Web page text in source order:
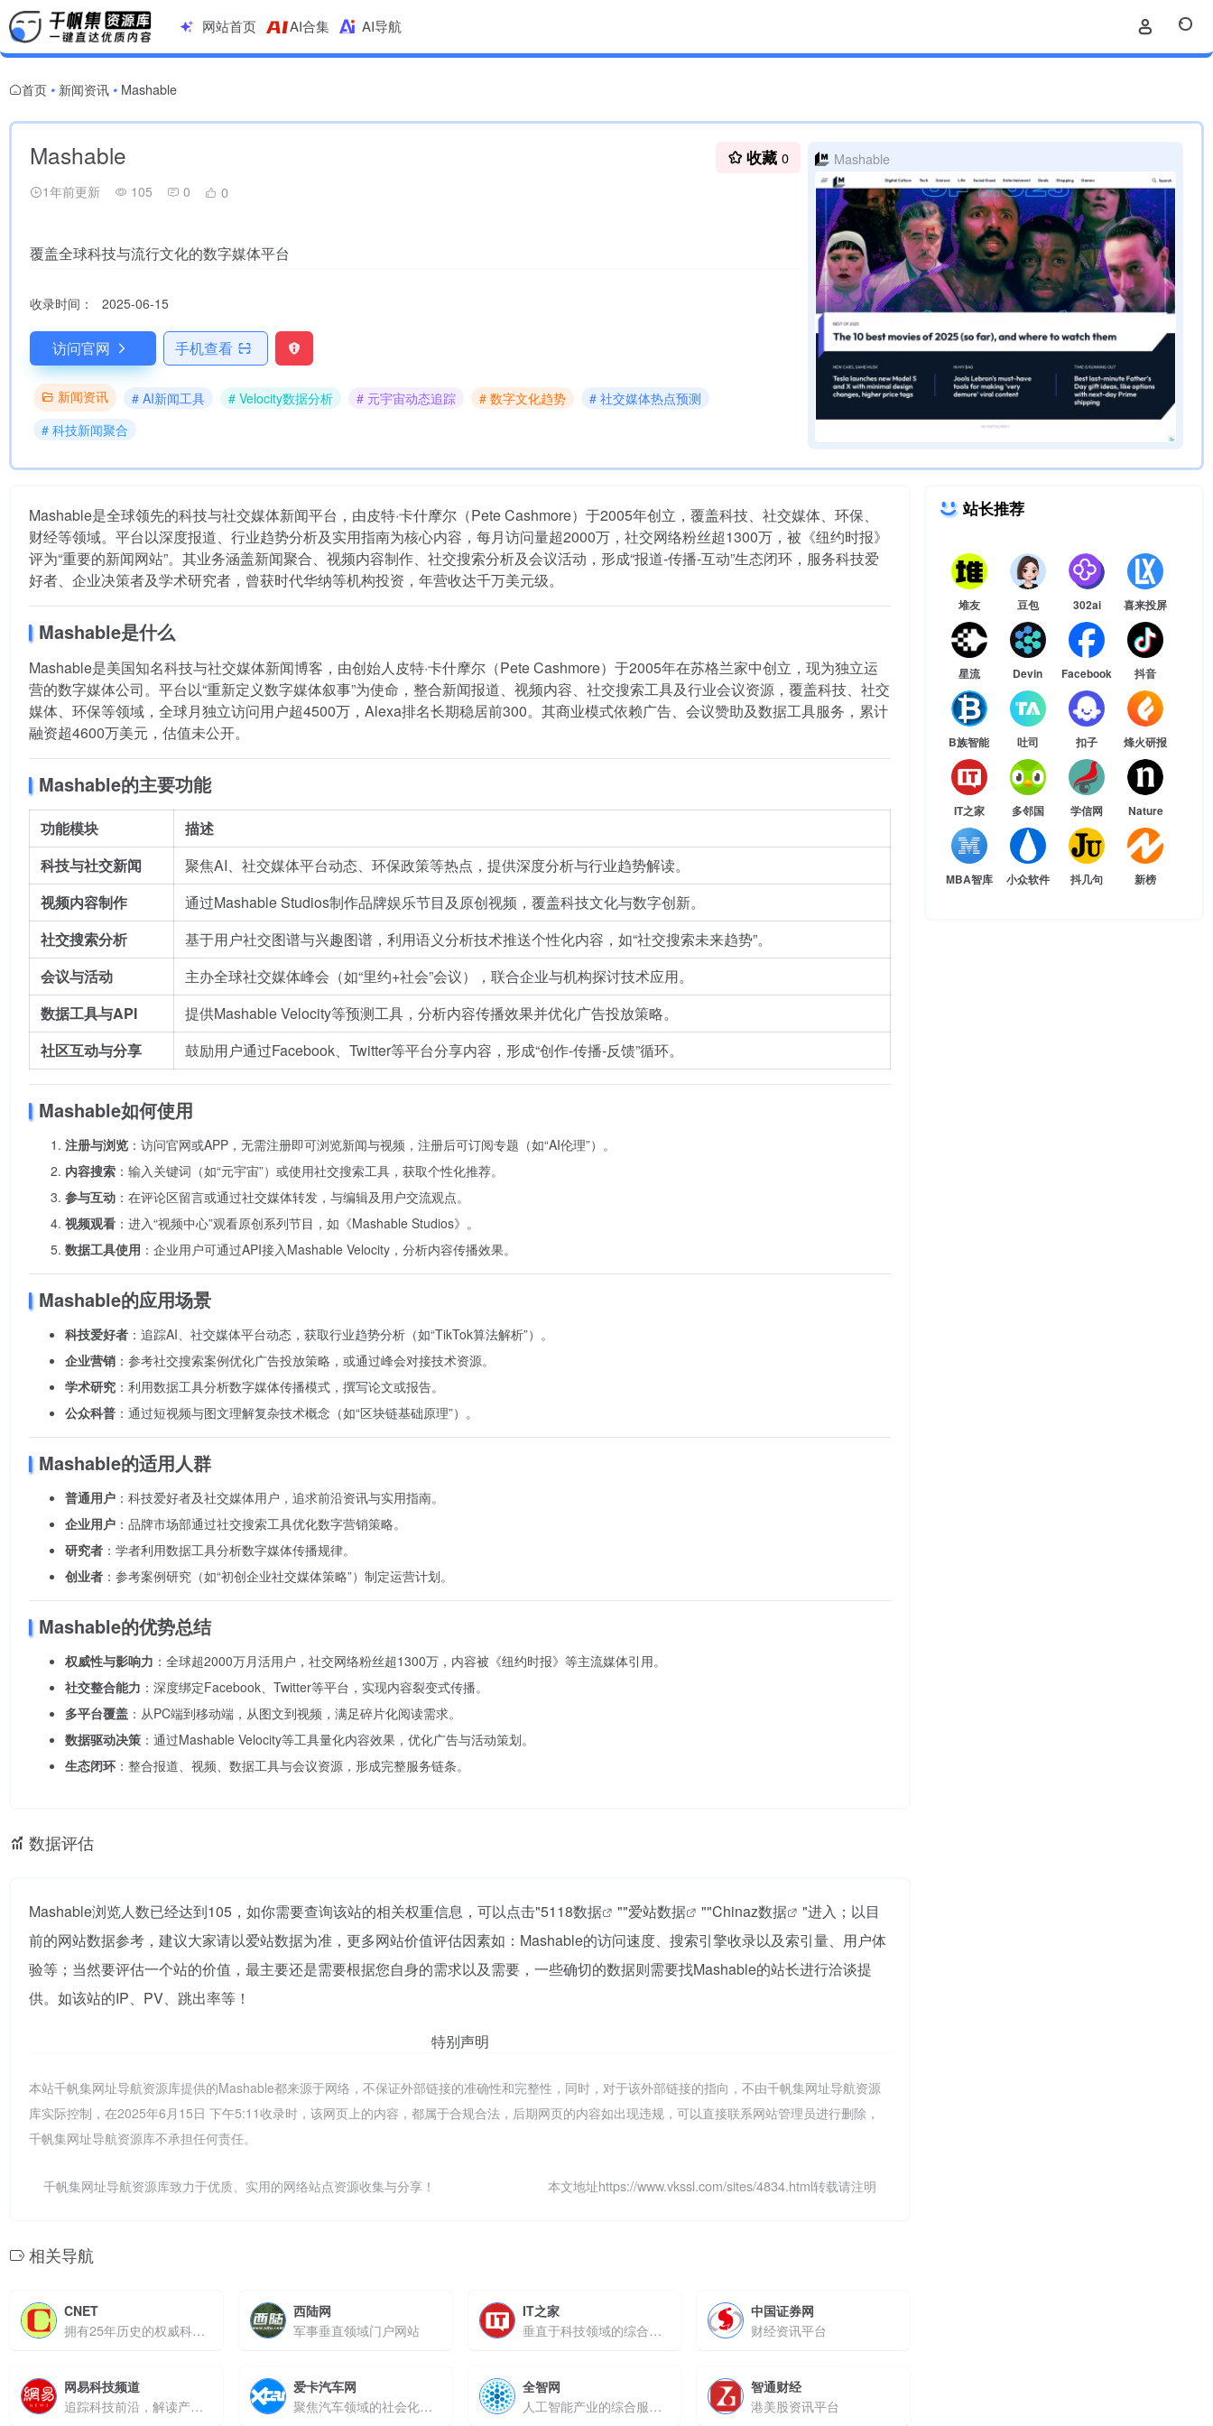
网站首页 AI合集 AI导航
首页 • 新闻资讯 • Mashable
Mashable
1年前更新 105 0 0
收藏 0
覆盖全球科技与流行文化的数字媒体平台
收录时间： 2025-06-15
访问官网 手机查看
新闻资讯 # AI新闻工具 # Velocity数据分析 # 元宇宙动态追踪 # 数字文化趋势
# 社交媒体热点预测
# 科技新闻聚合
Mashable
Mashable是全球领先的科技与社交媒体新闻平台，由皮特·卡什摩尔（Pete Cashmore）于2005年创立，覆盖科技、社交媒体、环保、
财经等领域。平台以深度报道、行业趋势分析及实用指南为核心内容，每月访问量超2000万，社交网络粉丝超1300万，被《纽约时报》
评为“重要的新闻网站”。其业务涵盖新闻聚合、视频内容制作、社交搜索分析及会议活动，形成“报道-传播-互动”生态闭环，服务科技爱
好者、企业决策者及学术研究者，曾获时代华纳等机构投资，年营收达千万美元级。
Mashable是什么
Mashable是美国知名科技与社交媒体新闻博客，由创始人皮特·卡什摩尔（Pete Cashmore）于2005年在苏格兰家中创立，现为独立运
营的数字媒体公司。平台以“重新定义数字媒体叙事”为使命，整合新闻报道、视频内容、社交搜索工具及行业会议资源，覆盖科技、社交
媒体、环保等领域，全球月独立访问用户超4500万，Alexa排名长期稳居前300。其商业模式依赖广告、会议赞助及数据工具服务，累计
融资超4600万美元，估值未公开。
Mashable的主要功能
功能模块
描述
科技与社交新闻
聚焦AI、社交媒体平台动态、环保政策等热点，提供深度分析与行业趋势解读。
视频内容制作
通过Mashable Studios制作品牌娱乐节目及原创视频，覆盖科技文化与数字创新。
社交搜索分析
基于用户社交图谱与兴趣图谱，利用语义分析技术推送个性化内容，如“社交搜索未来趋势”。
会议与活动
主办全球社交媒体峰会（如“里约+社会”会议），联合企业与机构探讨技术应用。
数据工具与API
提供Mashable Velocity等预测工具，分析内容传播效果并优化广告投放策略。
社区互动与分享
鼓励用户通过Facebook、Twitter等平台分享内容，形成“创作-传播-反馈”循环。
Mashable如何使用
注册与浏览 ：访问官网或APP，无需注册即可浏览新闻与视频，注册后可订阅专题（如“AI伦理”）。
内容搜索 ：输入关键词（如“元宇宙”）或使用社交搜索工具，获取个性化推荐。
参与互动 ：在评论区留言或通过社交媒体转发，与编辑及用户交流观点。
视频观看 ：进入“视频中心”观看原创系列节目，如《Mashable Studios》。
数据工具使用 ：企业用户可通过API接入Mashable Velocity，分析内容传播效果。
Mashable的应用场景
科技爱好者 ：追踪AI、社交媒体平台动态，获取行业趋势分析（如“TikTok算法解析”）。
企业营销 ：参考社交搜索案例优化广告投放策略，或通过峰会对接技术资源。
学术研究 ：利用数据工具分析数字媒体传播模式，撰写论文或报告。
公众科普 ：通过短视频与图文理解复杂技术概念（如“区块链基础原理”）。
Mashable的适用人群
普通用户 ：科技爱好者及社交媒体用户，追求前沿资讯与实用指南。
企业用户 ：品牌市场部通过社交搜索工具优化数字营销策略。
研究者 ：学者利用数据工具分析数字媒体传播规律。
创业者 ：参考案例研究（如“初创企业社交媒体策略”）制定运营计划。
Mashable的优势总结
权威性与影响力 ：全球超2000万月活用户，社交网络粉丝超1300万，内容被《纽约时报》等主流媒体引用。
社交整合能力 ：深度绑定Facebook、Twitter等平台，实现内容裂变式传播。
多平台覆盖 ：从PC端到移动端，从图文到视频，满足碎片化阅读需求。
数据驱动决策 ：通过Mashable Velocity等工具量化内容效果，优化广告与活动策划。
生态闭环 ：整合报道、视频、数据工具与会议资源，形成完整服务链条。
数据评估
Mashable浏览人数已经达到105，如你需要查询该站的相关权重信息，可以点击"5118数据 ""爱站数据 ""Chinaz数据
"进入；以目
前的网站数据参考，建议大家请以爱站数据为准，更多网站价值评估因素如：Mashable的访问速度、搜索引擎收录以及索引量、用户体
验等；当然要评估一个站的价值，最主要还是需要根据您自身的需求以及需要，一些确切的数据则需要找Mashable的站长进行洽谈提
供。如该站的IP、PV、跳出率等！
特别声明
本站千帆集网址导航资源库提供的Mashable都来源于网络，不保证外部链接的准确性和完整性，同时，对于该外部链接的指向，不由千帆集网址导航资源
库实际控制，在2025年6月15日 下午5:11收录时，该网页上的内容，都属于合规合法，后期网页的内容如出现违规，可以直接联系网站管理员进行删除，
千帆集网址导航资源库不承担任何责任。
千帆集网址导航资源库致力于优质、实用的网络站点资源收集与分享！ 本文地址https://www.vkssl.com/sites/4834.html转载请注明
相关导航
CNET
拥有25年历史的权威科技媒体
西陆网
军事垂直领域门户网站
IT之家
垂直于科技领域的综合信息平台
中国证券网
财经资讯平台
网易科技频道
追踪科技前沿，解读产业变革
爱卡汽车网
聚焦汽车领域的社会化互动媒体
全智网
人工智能产业的综合服务平台
智通财经
港美股资讯平台
站长推荐
堆友 豆包 302ai 喜来投屏
星流 Devin Facebook 抖音
B族智能 吐司 扣子 烽火研报
IT之家 多邻国 学信网 Nature
MBA智库 小众软件 抖几句 新榜